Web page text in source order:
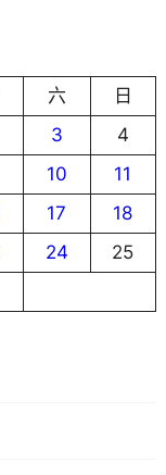
六
日
3
4
10
11
17
18
24
25